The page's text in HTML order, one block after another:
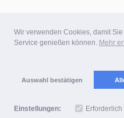
Wir verwenden Cookies, damit
Service genießen können. Mehr
Auswahl bestätigen
Einstellungen: Erforderlich
* Alle Preise inkl.
Copyright 2026 by
Mobile
Zur